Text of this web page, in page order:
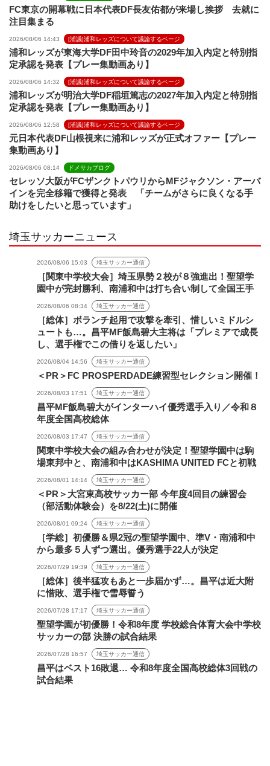
FC東京の開幕戦に日本代表DF長友佑都が来場し挨拶 去就に
注目集まる
2026/08/06 14:43 [浦議]浦和レッズについて議論するページ
浦和レッズが東海大学DF田中玲音の2029年加入内定と特別指
定承認を発表【プレー集動画あり】
2026/08/06 14:32 [浦議]浦和レッズについて議論するページ
浦和レッズが明治大学DF稲垣篤志の2027年加入内定と特別指
定承認を発表【プレー集動画あり】
2026/08/06 12:58 [浦議]浦和レッズについて議論するページ
元日本代表DF山根視来に浦和レッズが正式オファー【プレー
集動画あり】
2026/08/06 08:14 ドメサカブログ
セレッソ大阪がFCザンクトパウリからMFジャクソン・アーバ
インを完全移籍で獲得と発表 「チームがさらに良くなる手
助けをしたいと思っています」
埼玉サッカーニュース
2026/08/06 15:03 埼玉サッカー通信
［関東中学校大会］埼玉県勢２校が８強進出！聖望学
園中が完封勝利、南浦和中は打ち合い制して全国王手
2026/08/06 08:34 埼玉サッカー通信
［総体］ボランチ起用で攻撃を牽引、惜しいミドルシ
ュートも…。昌平MF飯島碧大主将は「プレミアで成長
し、選手権でこの借りを返したい」
2026/08/04 14:56 埼玉サッカー通信
＜PR＞FC PROSPERDADE練習型セレクション開催！
2026/08/03 17:51 埼玉サッカー通信
昌平MF飯島碧大がインターハイ優秀選手入り／令和８
年度全国高校総体
2026/08/03 17:47 埼玉サッカー通信
関東中学校大会の組み合わせが決定！聖望学園中は駒
場東邦中と、南浦和中はKASHIMA UNITED FCと初戦
2026/08/01 14:14 埼玉サッカー通信
＜PR＞大宮東高校サッカー部 今年度4回目の練習会
（部活動体験会）を8/22(土)に開催
2026/08/01 09:24 埼玉サッカー通信
［学総］初優勝＆県2冠の聖望学園中、準V・南浦和中
から最多５人ずつ選出。優秀選手22人が決定
2026/07/29 19:39 埼玉サッカー通信
［総体］後半猛攻もあと一歩届かず…。昌平は近大附
に惜敗、選手権で雪辱誓う
2026/07/28 17:17 埼玉サッカー通信
聖望学園が初優勝！令和8年度 学校総合体育大会中学校
サッカーの部 決勝の試合結果
2026/07/28 16:57 埼玉サッカー通信
昌平はベスト16敗退… 令和8年度全国高校総体3回戦の
試合結果